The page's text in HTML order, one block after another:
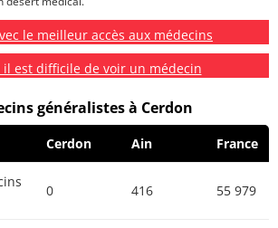
le meilleur accès aux médecins
il est difficile de voir un médecin
généralistes à Cerdon
Cerdon Ain France
0 416 55 979